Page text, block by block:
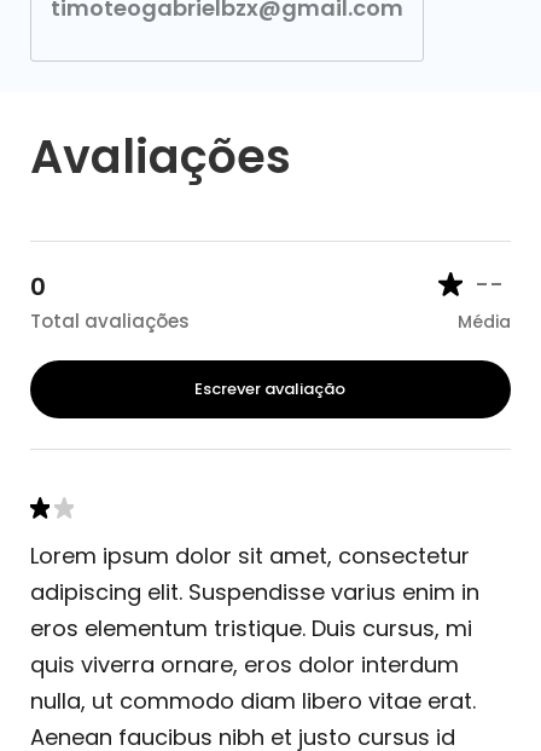
timoteogabrielbzx@gmail.com
Avaliações
0
Total avaliações
--
Média
Escrever avaliação
Lorem ipsum dolor sit amet, consectetur
adipiscing elit. Suspendisse varius enim in
eros elementum tristique. Duis cursus, mi
quis viverra ornare, eros dolor interdum
nulla, ut commodo diam libero vitae erat.
Aenean faucibus nibh et justo cursus id